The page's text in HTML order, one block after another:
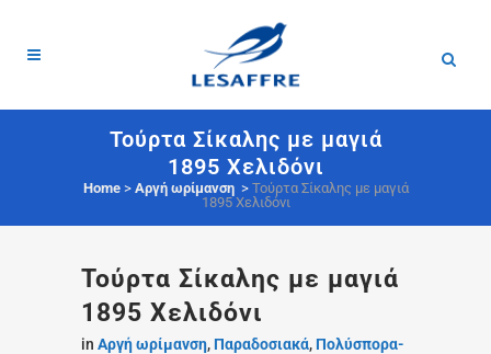
Τούρτα Σίκαλης με μαγιά
1895 Χελιδόνι
Home> Αργή ωρίμανση > Τούρτα Σίκαλης με μαγιά
1895 Χελιδόνι
Τούρτα Σίκαλης με μαγιά
1895 Χελιδόνι
in Αργή ωρίμανση,Παραδοσιακά,Πολύσπορα-